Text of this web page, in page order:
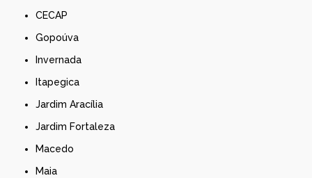
CECAP
Gopoúva
Invernada
Itapegica
Jardim Aracília
Jardim Fortaleza
Macedo
Maia